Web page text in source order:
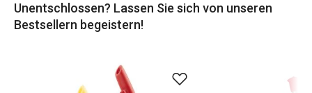
für Gläser , Strohhalme,Flaschenöffner oder
Flaschenverschlüsse. Prost!
Unentschlossen? Lassen Sie sich von unseren
Bestsellern begeistern!